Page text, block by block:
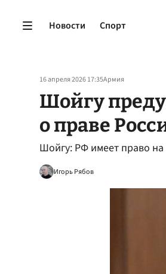
Новости Спорт
16 апреля 2026 17:35Армия
Шойгу
о праве
Шойгу: РФ имеет право
Игорь Рябов